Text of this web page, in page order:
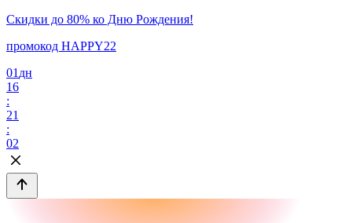
Скидки до 80% ко Дню Рождения!
промокод HAPPY22
01 дн
16
:
21
:
02